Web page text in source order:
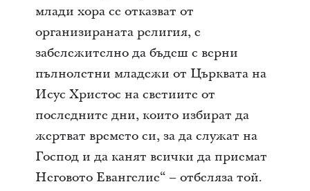
млади хора се отказват от
организираната религия, е
забележително да бъдеш с верни
пълнолетни младежи от Църквата на
Исус Христос на светиите от
последните дни, които избират да
жертват времето си, за да служат на
Господ и да канят всички да приемат
Неговото Евангелие“ – отбеляза той.